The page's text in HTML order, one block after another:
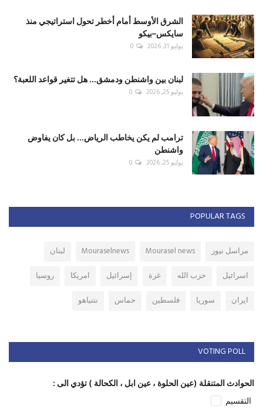
الشرق الأوسط أمام أخطر تحول استراتيجي منذ
سايكس–بيكو
يوليو 31, 2026 0
لبنان بين واشنطن ودمشق... هل تتغير قواعد اللعبة؟
يوليو 25, 2026 0
ترامب لم يكن يخاطب الرياض... بل كان يفاوض
واشنطن
يوليو 25, 2026 0
POPULAR TAGS
مراسل نيوز Mourasel news
Mouraselnews
لبنان
اسرائيل
حزب الله غزة إسرائيل امريكا
روسيا
ايران
سوريا فلسطين حماس نتنياهو
VOTING POLL
الحوادث المتنقلة (عين الحلوة ، عين ابل ، الكحالة ) تؤدي الى :
التقسيم